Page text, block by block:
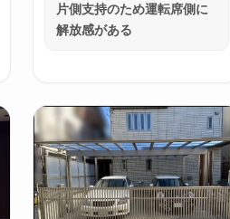
片側支持のため運転席側に
解放感がある